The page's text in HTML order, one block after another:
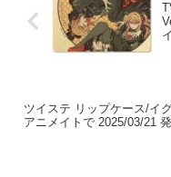
ツイステ リップケース/イ
アニメイトで 2025/03/21